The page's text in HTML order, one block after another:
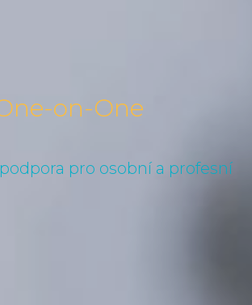
on-One
pro osobní a profesní